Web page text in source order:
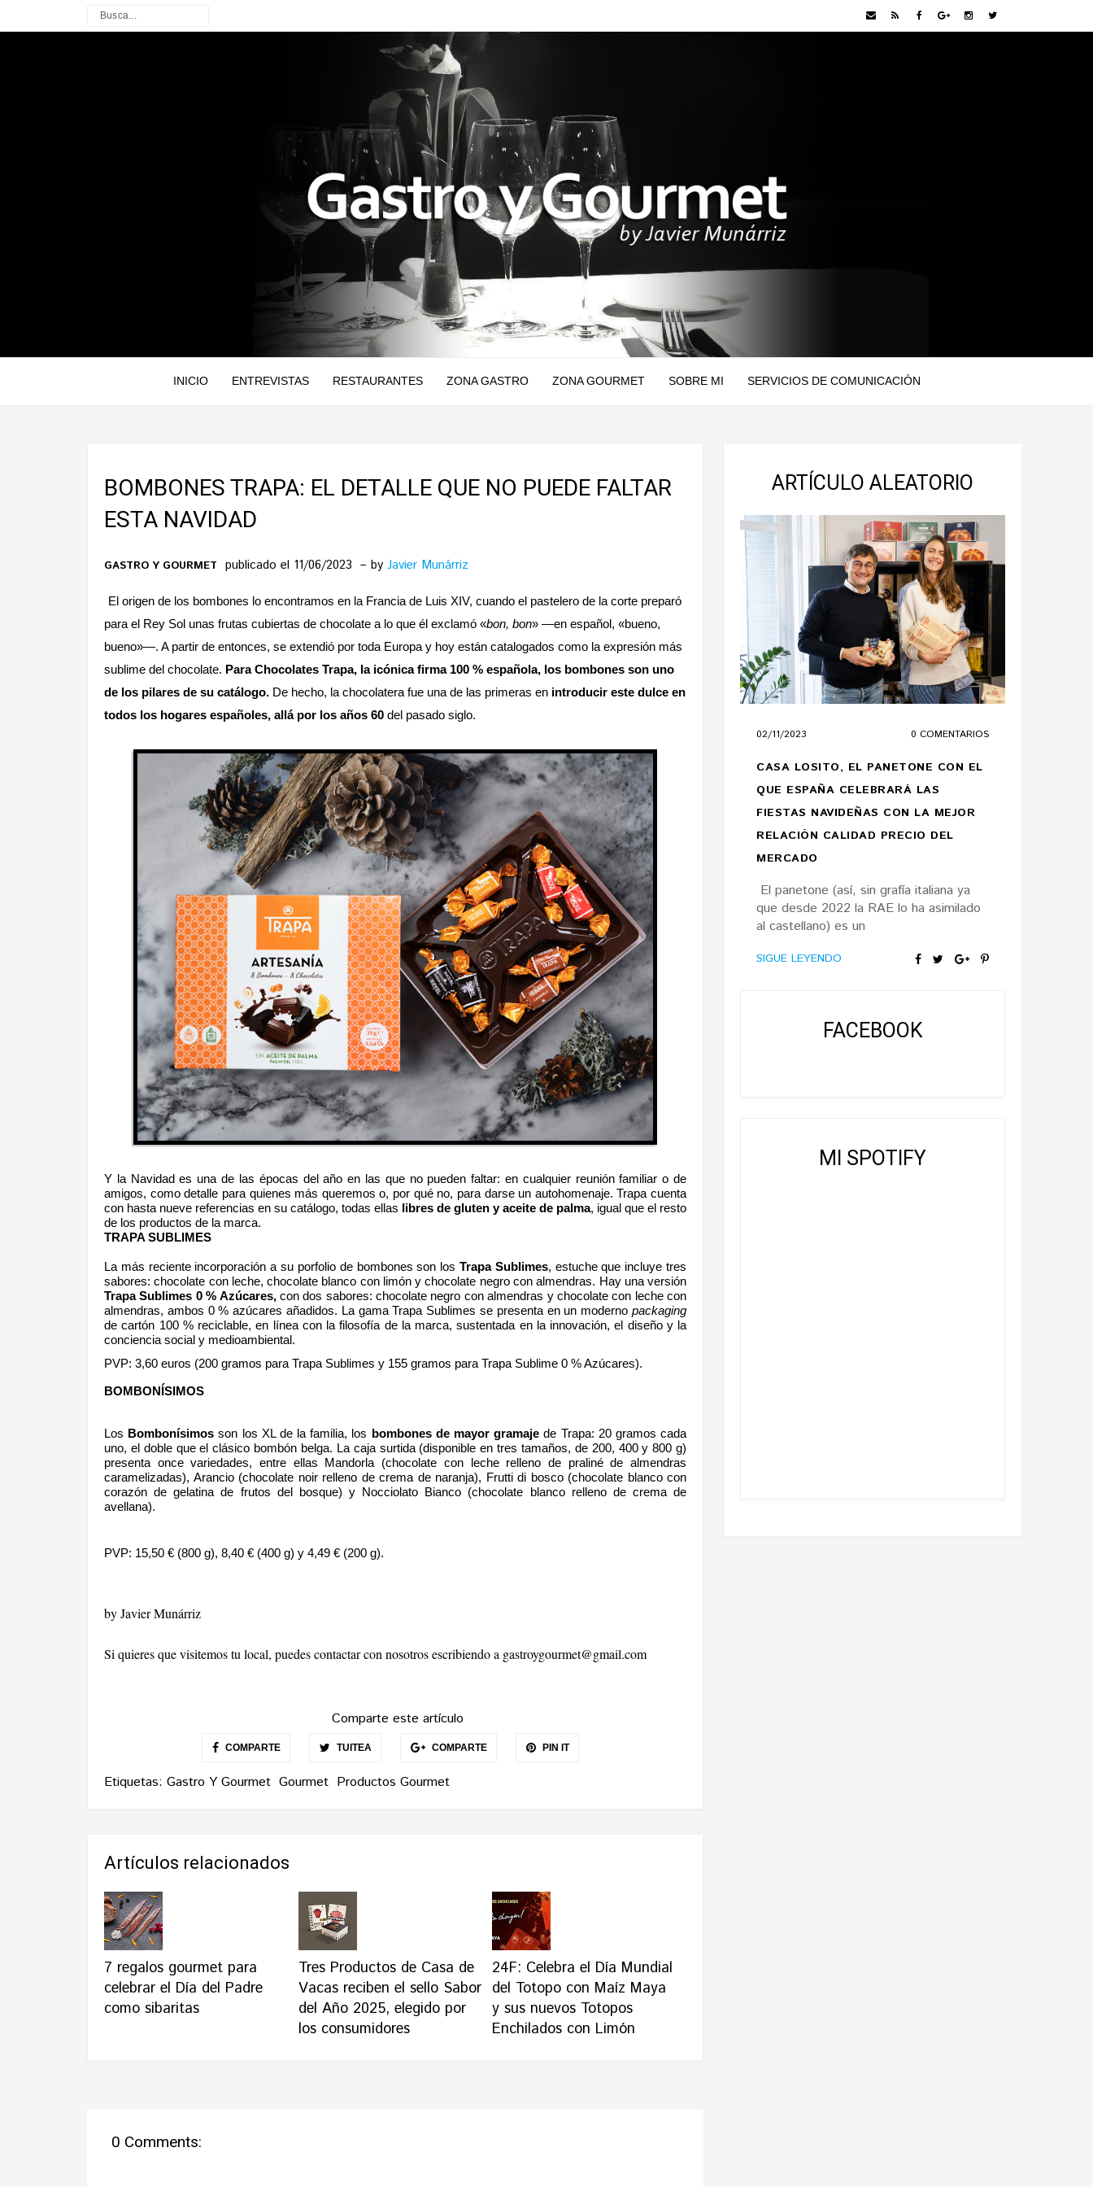
INICIO ENTREVISTAS RESTAURANTES ZONA GASTRO ZONA GOURMET SOBRE MI SERVICIOS DE COMUNICACIÓN
BOMBONES TRAPA: EL DETALLE QUE NO PUEDE FALTAR
ESTA NAVIDAD
GASTRO Y GOURMET publicado el 11/06/2023 by Javier Munárriz
El origen de los bombones lo encontramos en la Francia de Luis XIV, cuando el pastelero de la corte preparó
para el Rey Sol unas frutas cubiertas de chocolate a lo que él exclamó «bon, bon» —en español, «bueno,
bueno»—. A partir de entonces, se extendió por toda Europa y hoy están catalogados como la expresión más
sublime del chocolate. Para Chocolates Trapa, la icónica firma 100 % española, los bombones son uno
de los pilares de su catálogo. De hecho, la chocolatera fue una de las primeras en introducir este dulce en
todos los hogares españoles, allá por los años 60 del pasado siglo.
Y la Navidad es una de las épocas del año en las que no pueden faltar: en cualquier reunión familiar o de
amigos, como detalle para quienes más queremos o, por qué no, para darse un autohomenaje. Trapa cuenta
con hasta nueve referencias en su catálogo, todas ellas libres de gluten y aceite de palma, igual que el resto
de los productos de la marca.
TRAPA SUBLIMES
La más reciente incorporación a su porfolio de bombones son los Trapa Sublimes, estuche que incluye tres
sabores:chocolate con leche, chocolate blanco con limón y chocolate negro con almendras. Hay una versión
Trapa Sublimes 0 % Azúcares, con dos sabores: chocolate negro con almendras y chocolate con leche con
almendras, ambos 0 % azúcares añadidos. La gama Trapa Sublimes se presenta en un modernopackaging
de cartón 100 % reciclable, en línea con la filosofía de la marca, sustentada en la innovación, el diseño y la
conciencia social y medioambiental.
PVP: 3,60 euros (200 gramos para Trapa Sublimes y 155 gramos para Trapa Sublime 0 % Azúcares).
BOMBONÍSIMOS
Los Bombonísimosson los XL de la familia, los bombones de mayor gramajede Trapa: 20 gramos cada
uno, el doble que el clásico bombón belga. La caja surtida (disponible en tres tamaños, de 200, 400 y 800 g)
presenta once variedades, entre ellas Mandorla (chocolate con leche relleno de praliné de almendras
caramelizadas), Arancio (chocolate noir relleno de crema de naranja), Frutti di bosco (chocolate blanco con
corazón de gelatina de frutos del bosque) y Nocciolato Bianco (chocolate blanco relleno de crema de
avellana).
PVP: 15,50 € (800 g), 8,40 € (400 g) y 4,49 € (200 g).
by Javier Munárriz
Si quieres que visitemos tu local, puedes contactar con nosotros escribiendo a gastroygourmet@gmail.com
Comparte este artículo
COMPARTE TUITEA COMPARTE PIN IT
Etiquetas: Gastro Y Gourmet Gourmet Productos Gourmet
Artículos relacionados
7 regalos gourmet para
celebrar el Día del Padre
como sibaritas
Tres Productos de Casa de
Vacas reciben el sello Sabor
del Año 2025, elegido por
los consumidores
24F: Celebra el Día Mundial
del Totopo con Maíz Maya
y sus nuevos Totopos
Enchilados con Limón
0 Comments:
ARTÍCULO ALEATORIO
02/11/2023 0 COMENTARIOS
CASA LOSITO, EL PANETONE CON EL
QUE ESPAÑA CELEBRARÁ LAS
FIESTAS NAVIDEÑAS CON LA MEJOR
RELACIÓN CALIDAD PRECIO DEL
MERCADO
El panetone (así, sin grafía italiana ya
que desde 2022 la RAE lo ha asimilado
al castellano) es un
SIGUE LEYENDO
FACEBOOK
MI SPOTIFY